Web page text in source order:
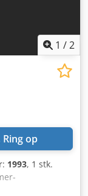
1 /2
Ring op
1993, 1 stk.
1 stk.